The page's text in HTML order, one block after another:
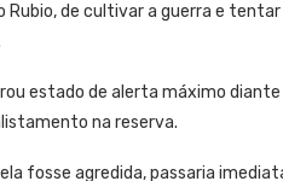
Rubio, de cultivar a guerra e
estado de alerta máximo
na reserva.
fosse agredida, passaria